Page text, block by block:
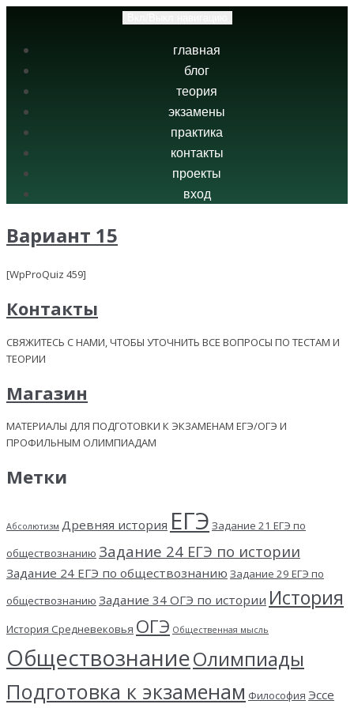
главная
блог
теория
экзамены
практика
контакты
проекты
вход
Вариант 15
[WpProQuiz 459]
Контакты
СВЯЖИТЕСЬ С НАМИ, ЧТОБЫ УТОЧНИТЬ ВСЕ ВОПРОСЫ ПО ТЕСТАМ И
ТЕОРИИ
Магазин
МАТЕРИАЛЫ ДЛЯ ПОДГОТОВКИ К ЭКЗАМЕНАМ ЕГЭ/ОГЭ И
ПРОФИЛЬНЫМ ОЛИМПИАДАМ
Метки
Абсолютизм Древняя история ЕГЭ Задание 21 ЕГЭ по
обществознанию Задание 24 ЕГЭ по истории
Задание 24 ЕГЭ по обществознанию Задание 29 ЕГЭ по
обществознанию Задание 34 ОГЭ по истории История
История Средневековья ОГЭ Общественная мысль
ОбществознаниеОлимпиады
Подготовка к экзаменам Философия Эссе